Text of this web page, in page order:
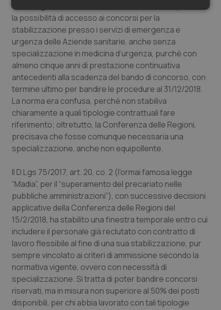
delle Regioni e delle Province autonome, si disponeva
la possibilità di accesso ai concorsi per la
stabilizzazione presso i servizi di emergenza e
urgenza delle Aziende sanitarie, anche senza
specializzazione in medicina d’urgenza, purchè con
almeno cinque anni di prestazione continuativa
antecedenti alla scadenza del bando di concorso, con
termine ultimo per bandire le procedure al 31/12/2018.
La norma era confusa, perché non stabiliva
chiaramente a quali tipologie contrattuali fare
riferimento; oltretutto, la Conferenza delle Regioni,
precisava che fosse comunque necessaria una
specializzazione, anche non equipollente.
Il D.Lgs 75/2017, art. 20, co. 2 (l'ormai famosa legge
“Madia”, per il “superamento del precariato nelle
pubbliche amministrazioni”), con successive decisioni
applicative della Conferenza delle Regioni del
15/2/2018, ha stabilito una finestra temporale entro cui
includere il personale già reclutato con contratto di
lavoro flessibile al fine di una sua stabilizzazione, pur
sempre vincolato ai criteri di ammissione secondo la
normativa vigente, ovvero con necessità di
specializzazione. Si tratta di poter bandire concorsi
riservati, ma in misura non superiore al 50% dei posti
disponibili, per chi abbia lavorato con tali tipologie
Necessari Statistici Marketing
Necessari Statistici Marketing
I cookie necessari contribuiscono a rendere fruibile il
sito web abilitandone funzionalità di base quali la
navigazione sulle pagine e l'accesso alle aree
protette del sito. Il sito web non è in grado di
funzionare correttamente senza questi cookie.
Nome
Fornitore